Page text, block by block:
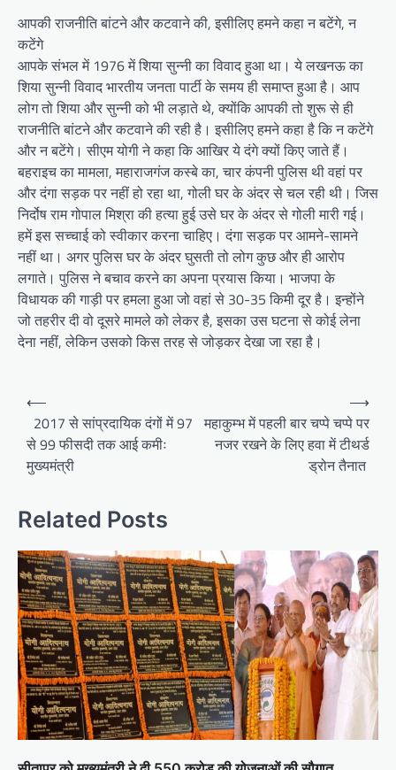
आपकी राजनीति बांटने और कटवाने की, इसीलिए हमने कहा न बटेंगे, न
कटेंगे
आपके संभल में 1976 में शिया सुन्नी का विवाद हुआ था। ये लखनऊ का
शिया सुन्नी विवाद भारतीय जनता पार्टी के समय ही समाप्त हुआ है। आप
लोग तो शिया और सुन्नी को भी लड़ाते थे, क्योंकि आपकी तो शुरू से ही
राजनीति बांटने और कटवाने की रही है। इसीलिए हमने कहा है कि न कटेंगे
और न बटेंगे। सीएम योगी ने कहा कि आखिर ये दंगे क्यों किए जाते हैं।
बहराइच का मामला, महाराजगंज कस्बे का, चार कंपनी पुलिस थी वहां पर
और दंगा सड़क पर नहीं हो रहा था, गोली घर के अंदर से चल रही थी। जिस
निर्दोष राम गोपाल मिश्रा की हत्या हुई उसे घर के अंदर से गोली मारी गई।
हमें इस सच्चाई को स्वीकार करना चाहिए। दंगा सड़क पर आमने-सामने
नहीं था। अगर पुलिस घर के अंदर घुसती तो लोग कुछ और ही आरोप
लगाते। पुलिस ने बचाव करने का अपना प्रयास किया। भाजपा के
विधायक की गाड़ी पर हमला हुआ जो वहां से 30-35 किमी दूर है। इन्होंने
जो तहरीर दी वो दूसरे मामले को लेकर है, इसका उस घटना से कोई लेना
देना नहीं, लेकिन उसको किस तरह से जोड़कर देखा जा रहा है।
Post
navigation
⟵
2017 से सांप्रदायिक दंगों में 97
से 99 फीसदी तक आई कमीः
मुख्यमंत्री
महाकुम्भ में पहली बार चप्पे चप्पे पर
नजर रखने के लिए हवा में टीथर्ड
ड्रोन तैनात
⟶
Related Posts